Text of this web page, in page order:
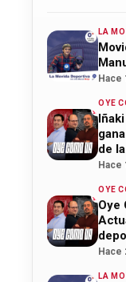
LA
Hace
OYE
de
Hace
OYE
Oye
Hace
LA